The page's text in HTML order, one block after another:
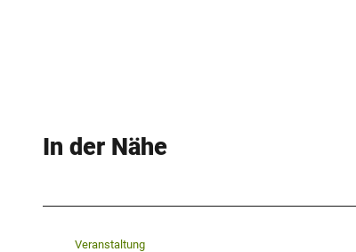
In der Nähe
Veranstaltung